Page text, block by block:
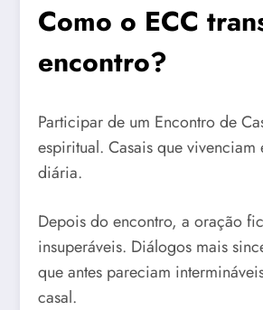
Como o ECC
encontro?
Participar de um Encontro de
espiritual. Casais que
diária.
Depois do encontro, a oração
insuperáveis. Diálogos mais
que antes pareciam
casal.